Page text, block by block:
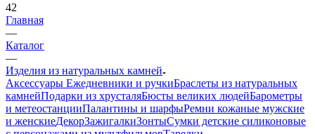
42
Главная
—
Каталог
—
Изделия из натуральных камней
Аксессуары Ежедневники и ручкиБраслеты из натуральных
камнейПодарки из хрусталяБюсты великих людейБарометры
и метеостанцииПалантины и шарфыРемни кожаные мужские
и женскиеДекорЗажигалкиЗонтыСумки детские силиконовые